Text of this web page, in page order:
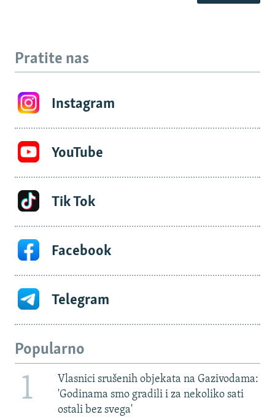
Pratite nas
Instagram
YouTube
Tik Tok
Facebook
Telegram
Popularno
1
Vlasnici srušenih objekata na Gazivodama:
'Godinama smo gradili i za nekoliko sati
ostali bez svega'